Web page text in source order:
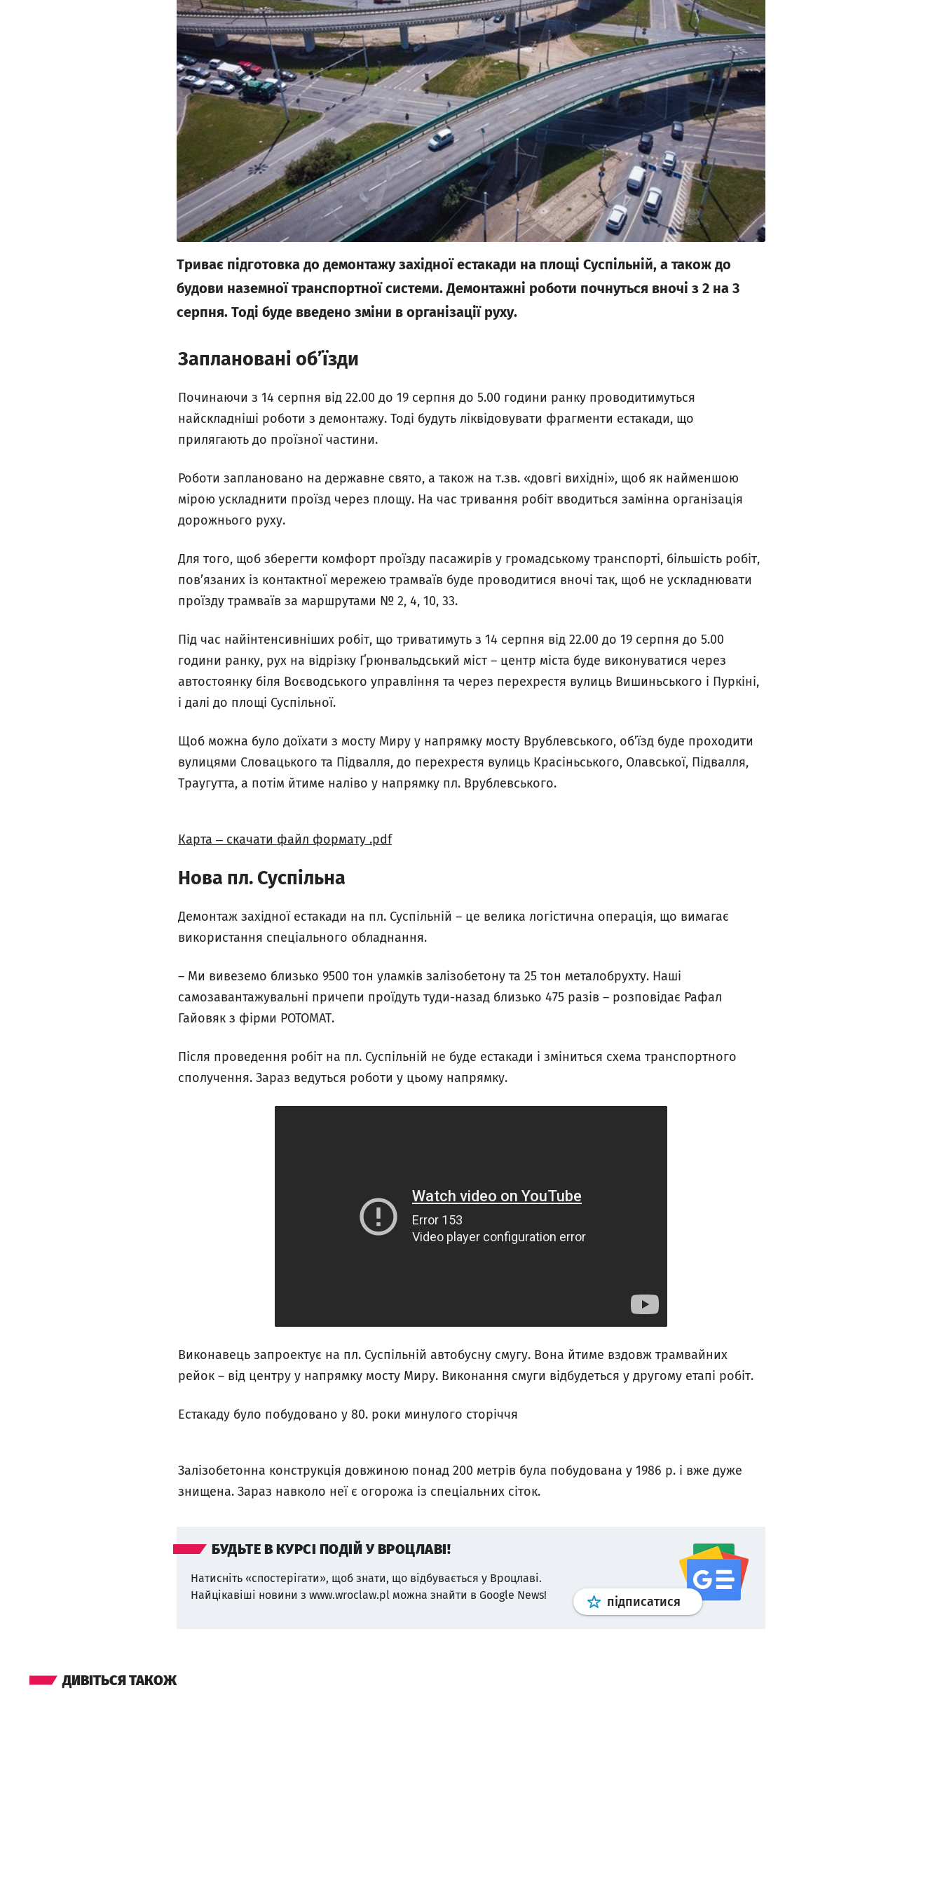
Триває підготовка до демонтажу західної естакади на площі Суспільній, а також до
будови наземної транспортної системи. Демонтажні роботи почнуться вночі з 2 на 3
серпня. Тоді буде введено зміни в організації руху.
Заплановані об’їзди
Починаючи з 14 серпня від 22.00 до 19 серпня до 5.00 години ранку проводитимуться
найскладніші роботи з демонтажу. Тоді будуть ліквідовувати фрагменти естакади, що
прилягають до проїзної частини.
Роботи заплановано на державне свято, а також на т.зв. «довгі вихідні», щоб як найменшою
мірою ускладнити проїзд через площу. На час тривання робіт вводиться замінна організація
дорожнього руху.
Для того, щоб зберегти комфорт проїзду пасажирів у громадському транспорті, більшість робіт,
пов’язаних із контактної мережею трамваїв буде проводитися вночі так, щоб не ускладнювати
проїзду трамваїв за маршрутами № 2, 4, 10, 33.
Під час найінтенсивніших робіт, що триватимуть з 14 серпня від 22.00 до 19 серпня до 5.00
години ранку, рух на відрізку Ґрюнвальдський міст – центр міста буде виконуватися через
автостоянку біля Воєводського управління та через перехрестя вулиць Вишиньського і Пуркіні,
і далі до площі Суспільної.
Щоб можна було доїхати з мосту Миру у напрямку мосту Врублевського, об’їзд буде проходити
вулицями Словацького та Підвалля, до перехрестя вулиць Красіньського, Олавської, Підвалля,
Траугутта, а потім йтиме наліво у напрямку пл. Врублевського.
Карта ‒ скачати файл формату .pdf
Нова пл. Суспільна
Демонтаж західної естакади на пл. Суспільній – це велика логістична операція, що вимагає
використання спеціального обладнання.
– Ми вивеземо близько 9500 тон уламків залізобетону та 25 тон металобрухту. Наші
самозавантажувальні причепи проїдуть туди-назад близько 475 разів – розповідає Рафал
Гайовяк з фірми РОТОМАТ.
Після проведення робіт на пл. Суспільній не буде естакади і зміниться схема транспортного
сполучення. Зараз ведуться роботи у цьому напрямку.
Виконавець запроектує на пл. Суспільній автобусну смугу. Вона йтиме вздовж трамвайних
рейок – від центру у напрямку мосту Миру. Виконання смуги відбудеться у другому етапі робіт.
Естакаду було побудовано у 80. роки минулого сторіччя
Залізобетонна конструкція довжиною понад 200 метрів була побудована у 1986 р. і вже дуже
знищена. Зараз навколо неї є огорожа із спеціальних сіток.
БУДЬТЕ В КУРСІ ПОДІЙ У ВРОЦЛАВІ!
Натисніть «спостерігати», щоб знати, що відбувається у Вроцлаві.
Найцікавіші новини з www.wroclaw.pl можна знайти в Google News!
підписатися Профільgoogle news
ДИВІТЬСЯ ТАКОЖ